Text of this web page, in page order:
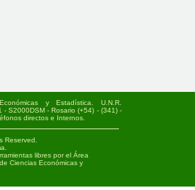
y Estadística. U.N.R.
S2000DSM - Rosario (+54) - (341) -
directos e Internos
Reserved.
libres por el Área
Ciencias Económicas y